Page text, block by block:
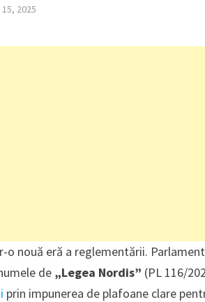
2025
o nouă eră a reglementării.
de „Legea Nordis” (PL 116/
prin impunerea de plafoane clare